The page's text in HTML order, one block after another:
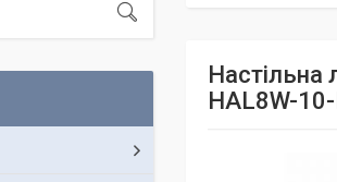
Настільна
HAL8W-